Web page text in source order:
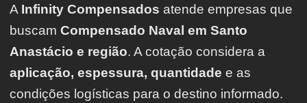
A Infinity Compensados atende empresas que
buscam Compensado Naval em Santo
Anastácio e região. A cotação considera a
aplicação, espessura, quantidade e as
condições logísticas para o destino informado.